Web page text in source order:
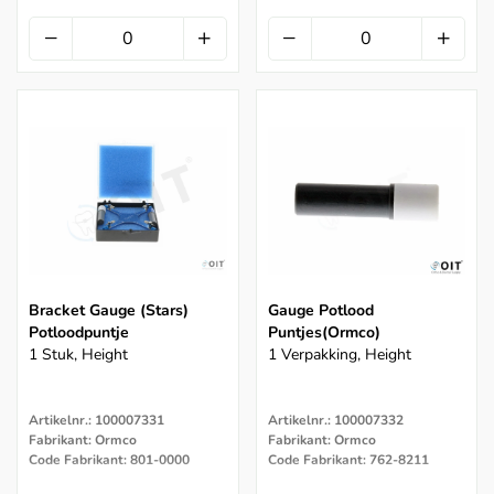
Bracket Gauge (Stars)
Potloodpuntje
1 Stuk, Height
Artikelnr.: 100007331
Fabrikant: Ormco
Code Fabrikant: 801-0000
Gauge Potlood
Puntjes(ormco)
1 Verpakking, Height
Artikelnr.: 100007332
Fabrikant: Ormco
Code Fabrikant: 762-8211